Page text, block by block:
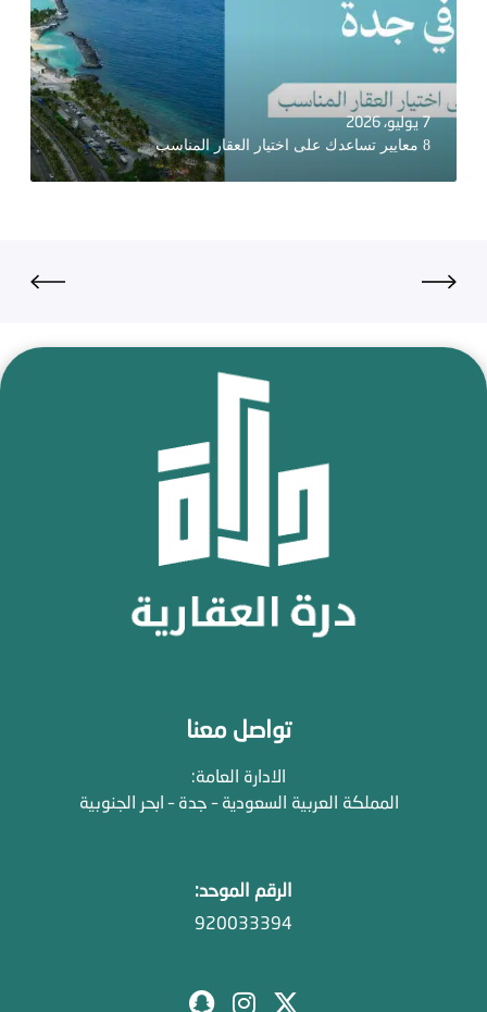
7 يوليو، 2026
8 معايير تساعدك على اختيار العقار المناسب
تواصل معنا
الادارة العامة:
المملكة العربية السعودية – جدة – ابحر الجنوبية
الرقم الموحد:
920033394